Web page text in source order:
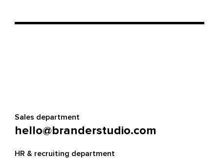
Sales department
hello@branderstudio.com
HR & recruiting department